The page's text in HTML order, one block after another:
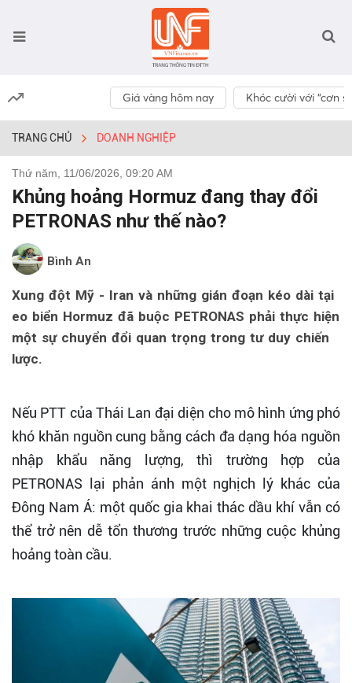
Giá vàng hôm nay Khóc cười với “cơn
TRANG CHỦ DOANH NGHIỆP
Thứ năm, 11/06/2026, 09:20 AM
Khủng hoảng Hormuz đang thay đổi
PETRONAS như thế nào?
Bình An
Xung đột Mỹ - Iran và những gián đoạn kéo dài tại
eo biển Hormuz đã buộc PETRONAS phải thực hiện
một sự chuyển đổi quan trọng trong tư duy chiến
lược.
Nếu PTT của Thái Lan đại diện cho mô hình ứng phó
khó khăn nguồn cung bằng cách đa dạng hóa nguồn
nhập khẩu năng lượng, thì trường hợp của
PETRONAS lại phản ánh một nghịch lý khác của
Đông Nam Á: một quốc gia khai thác dầu khí vẫn có
thể trở nên dễ tổn thương trước những cuộc khủng
hoảng toàn cầu.